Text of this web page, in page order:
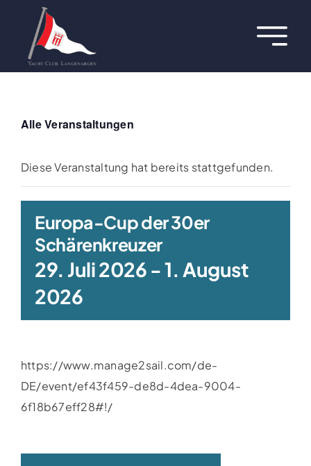
springen
Über uns
Termine
Aktuelles
Regatten
Hafen
Jugend
Clubhaus
Sponsoren
Galerien
Alle Veranstaltungen
Diese Veranstaltung hat bereits stattgefunden.
Europa-Cup der 30er
Schärenkreuzer
29. Juli 2026 -1. August
2026
https://www.manage2sail.com/de-
DE/event/ef43f459-de8d-4dea-9004-
6f18b67eff28#!/